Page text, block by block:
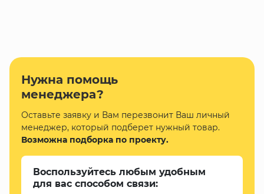
Нужна помощь
менеджера?
Оставьте заявку и Вам перезвонит Ваш личный
менеджер, который подберет нужный товар.
Возможна подборка по проекту.
Воспользуйтесь любым удобным
для вас способом связи: